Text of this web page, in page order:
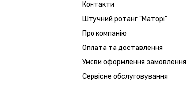
Контакти
Штучний ротанг "Маторі"
Про компанію
Оплата та доставлення
Умови оформлення замовлення
Сервісне обслуговування